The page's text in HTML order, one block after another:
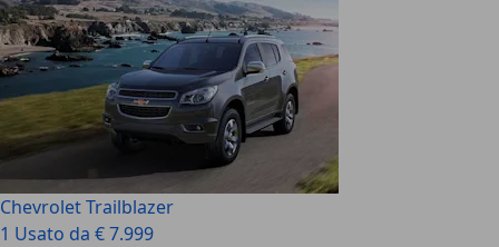
Chevrolet Trailblazer
1 Usato da € 7.999